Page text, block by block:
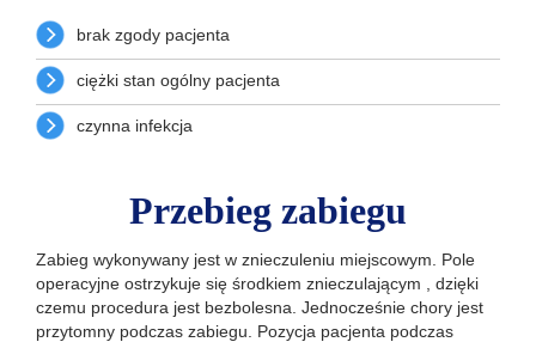
brak zgody pacjenta
ciężki stan ogólny pacjenta
czynna infekcja
Przebieg zabiegu
Zabieg wykonywany jest w znieczuleniu miejscowym. Pole
operacyjne ostrzykuje się środkiem znieczulającym , dzięki
czemu procedura jest bezbolesna. Jednocześnie chory jest
przytomny podczas zabiegu. Pozycja pacjenta podczas